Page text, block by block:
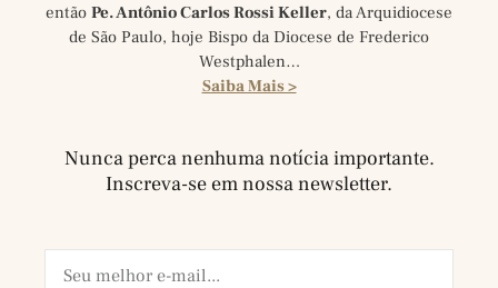
então Pe. Antônio Carlos Rossi Keller, da Arquidiocese
de São Paulo, hoje Bispo da Diocese de Frederico
Westphalen…
Saiba Mais >
Nunca perca nenhuma notícia importante.
Inscreva-se em nossa newsletter.